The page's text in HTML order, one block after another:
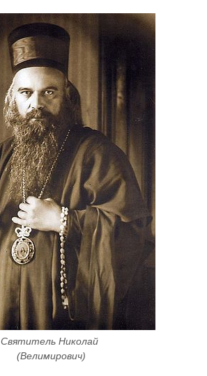
Святитель Николай
(Велимирович)